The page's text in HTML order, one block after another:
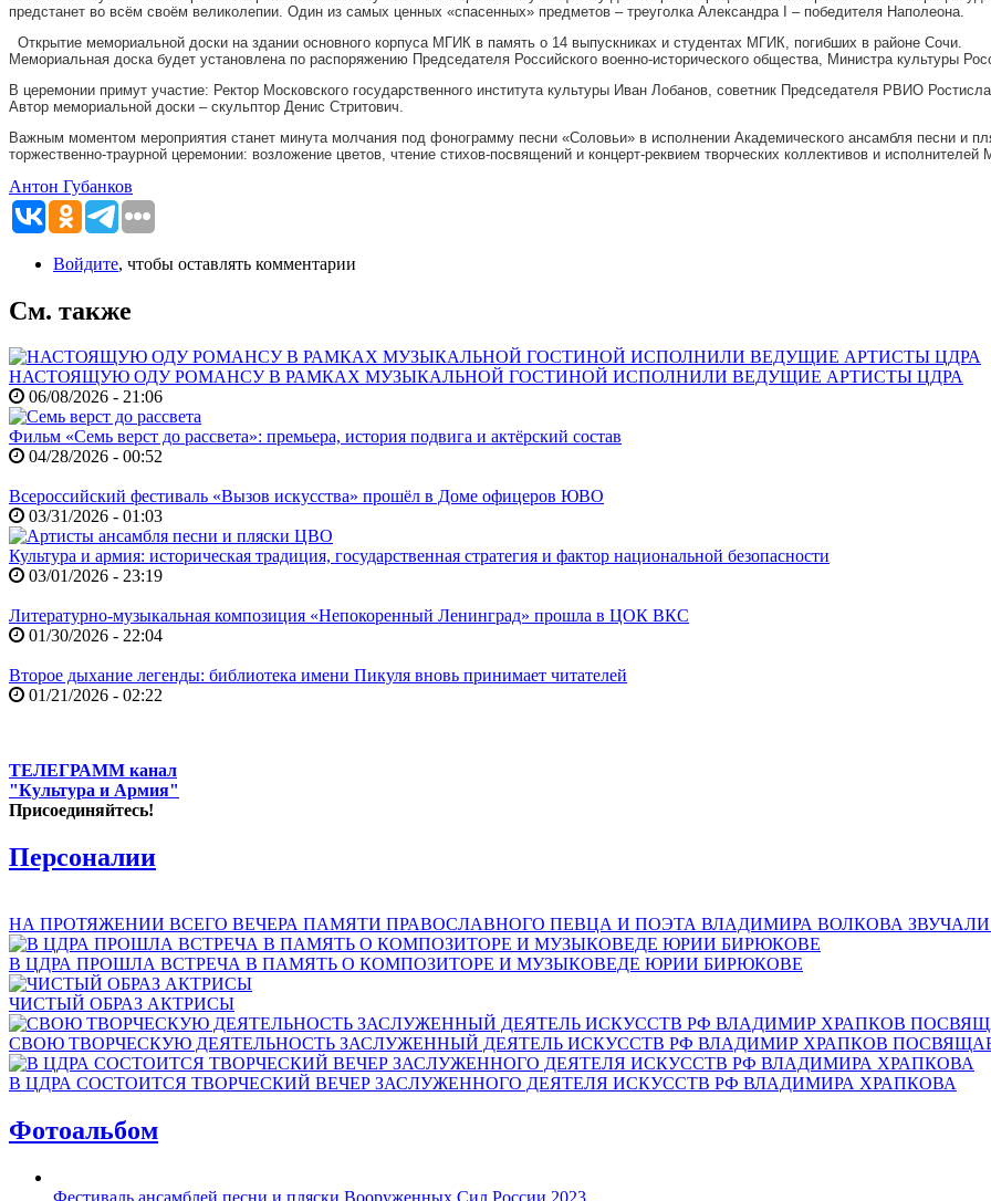
предстанет во всём своём великолепии. Один из самых ценных «спасенных» предметов – треуголка Александра I – победителя Наполеона.
Открытие мемориальной доски на здании основного корпуса МГИК в память о 14 выпускниках и студентах МГИК, погибших в районе Сочи.
Мемориальная доска будет установлена по распоряжению Председателя Российского военно-исторического общества, Министра культуры
В церемонии примут участие: Ректор Московского государственного института культуры Иван Лобанов, советник Председателя РВИО
Автор мемориальной доски – скульптор Денис Стритович.
Важным моментом мероприятия станет минута молчания под фонограмму песни «Соловьи» в исполнении Академического ансамбля песни и
торжественно-траурной церемонии: возложение цветов, чтение стихов-посвящений и концерт-реквием творческих коллективов и исполнителей
Антон Губанков
Войдите, чтобы оставлять комментарии
См. также
НАСТОЯЩУЮ ОДУ РОМАНСУ В РАМКАХ МУЗЫКАЛЬНОЙ ГОСТИНОЙ ИСПОЛНИЛИ ВЕДУЩИЕ АРТИСТЫ ЦДРА
06/08/2026 - 21:06
Фильм «Семь верст до рассвета»: премьера, история подвига и актёрский состав
04/28/2026 - 00:52
Всероссийский фестиваль «Вызов искусства» прошёл в Доме офицеров ЮВО
03/31/2026 - 01:03
Культура и армия: историческая традиция, государственная стратегия и фактор национальной безопасности
03/01/2026 - 23:19
Литературно-музыкальная композиция «Непокоренный Ленинград» прошла в ЦОК ВКС
01/30/2026 - 22:04
Второе дыхание легенды: библиотека имени Пикуля вновь принимает читателей
01/21/2026 - 02:22
ТЕЛЕГРАММ канал
"Культура и Армия"
Присоединяйтесь!
Персоналии
НА ПРОТЯЖЕНИИ ВСЕГО ВЕЧЕРА ПАМЯТИ ПРАВОСЛАВНОГО ПЕВЦА И ПОЭТА ВЛАДИМИРА ВОЛКОВА
В ЦДРА ПРОШЛА ВСТРЕЧА В ПАМЯТЬ О КОМПОЗИТОРЕ И МУЗЫКОВЕДЕ ЮРИИ БИРЮКОВЕ
ЧИСТЫЙ ОБРАЗ АКТРИСЫ
СВОЮ ТВОРЧЕСКУЮ ДЕЯТЕЛЬНОСТЬ ЗАСЛУЖЕННЫЙ ДЕЯТЕЛЬ ИСКУССТВ РФ ВЛАДИМИР ХРАПКОВ
В ЦДРА СОСТОИТСЯ ТВОРЧЕСКИЙ ВЕЧЕР ЗАСЛУЖЕННОГО ДЕЯТЕЛЯ ИСКУССТВ РФ ВЛАДИМИРА ХРАПКОВА
Фотоальбом
Фестиваль ансамблей песни и пляски Вооруженных Сил России 2023